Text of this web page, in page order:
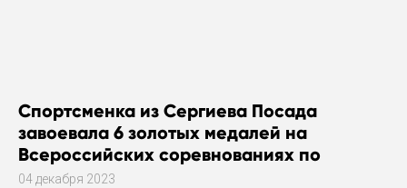
Спортсменка из Сергиева Посада
завоевала 6 золотых медалей на
Всероссийских соревнованиях по
плаванию
04 декабря 2023